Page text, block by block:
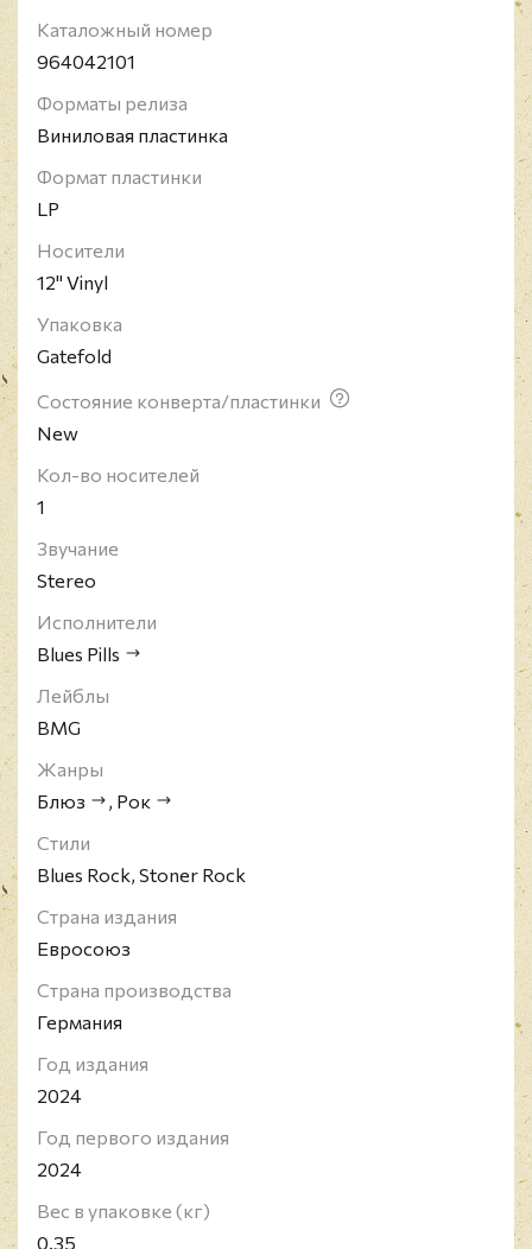
был выпущен в августе 2016 года, заняв первое
место в хит-параде Германии.
Каталожный номер
964042101
Форматы релиза
Виниловая пластинка
Формат пластинки
LP
Носители
12" Vinyl
Упаковка
Gatefold
Состояние конверта/пластинки
New
Кол-во носителей
1
Звучание
Stereo
Исполнители
Blues Pills
Лейблы
BMG
Жанры
Блюз
, Рок
Стили
Blues Rock, Stoner Rock
Страна издания
Евросоюз
Страна производства
Германия
Год издания
2024
Год первого издания
2024
Вес в упаковке (кг)
0.35